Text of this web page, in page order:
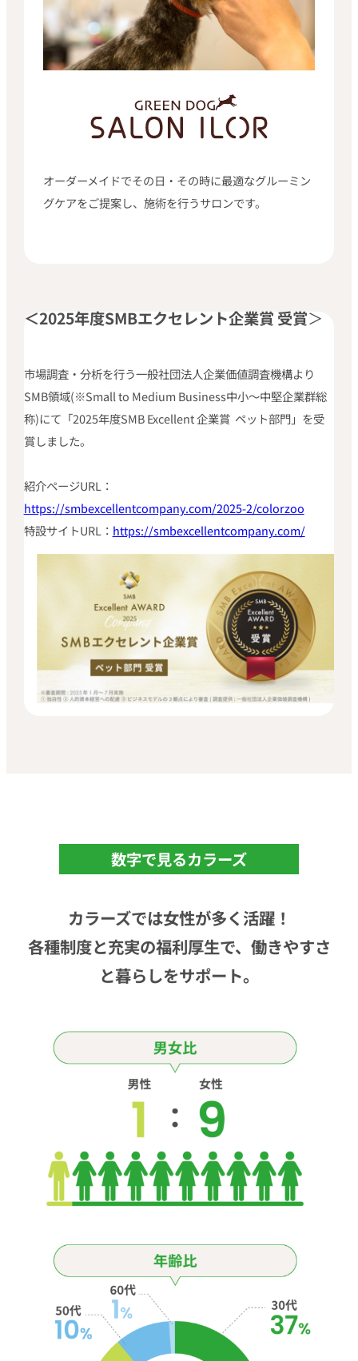
オーダーメイドでその日・その時に最適なグルーミン
グケアをご提案し、施術を行うサロンです。
＜2025年度SMBエクセレント企業賞 受賞＞
市場調査・分析を行う一般社団法人企業価値調査機構より
SMB領域(※Small to Medium Business中小〜中堅企業群総
称)にて「2025年度SMB Excellent 企業賞 ペット部門」を受
賞しました。
紹介ページURL：
https://smbexcellentcompany.com/2025-2/colorzoo
特設サイトURL： https://smbexcellentcompany.com/
数字で見るカラーズ
カラーズでは女性が多く活躍！
各種制度と充実の福利厚生で、働きやすさ
と暮らしをサポート。